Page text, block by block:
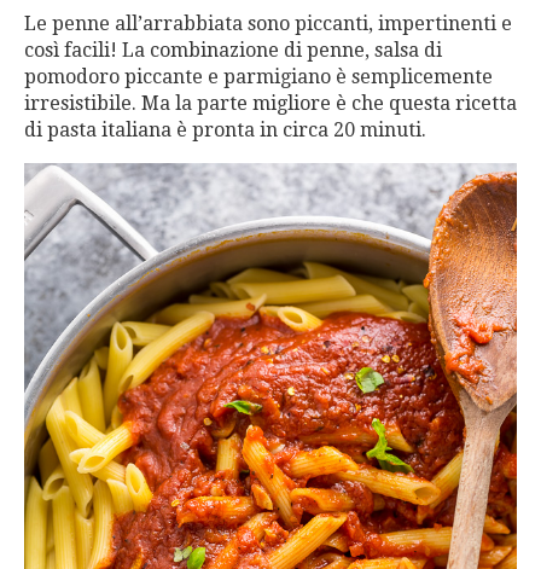
Le penne all’arrabbiata sono piccanti, impertinenti e
così facili! La combinazione di penne, salsa di
pomodoro piccante e parmigiano è semplicemente
irresistibile. Ma la parte migliore è che questa ricetta
di pasta italiana è pronta in circa 20 minuti.